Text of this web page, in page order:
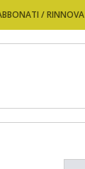
/ RINNOVA